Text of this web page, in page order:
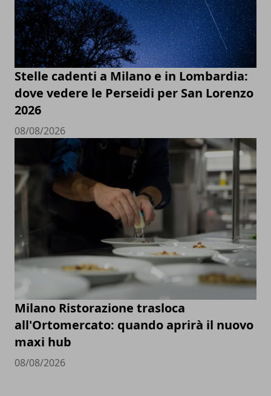
Stelle cadenti a Milano e in Lombardia:
dove vedere le Perseidi per San Lorenzo
2026
08/08/2026
Milano Ristorazione trasloca
all'Ortomercato: quando aprirà il nuovo
maxi hub
08/08/2026